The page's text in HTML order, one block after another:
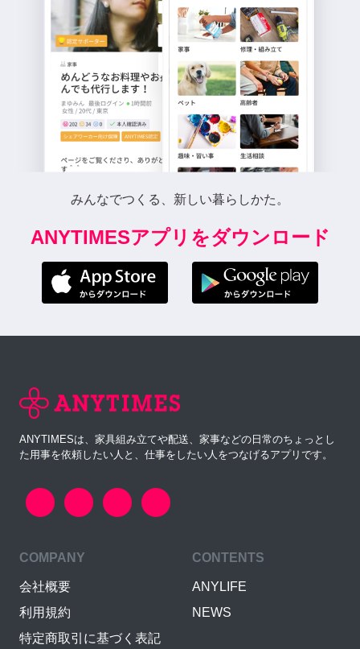
みんなでつくる、新しい暮らしかた。
ANYTIMESアプリをダウンロード
ANYTIMESは、家具組み立てや配送、家事などの日常のちょっとし
た用事を依頼したい人と、仕事をしたい人をつなげるアプリです。
COMPANY
会社概要
利用規約
特定商取引に基づく表記
CONTENTS
ANYLIFE
NEWS